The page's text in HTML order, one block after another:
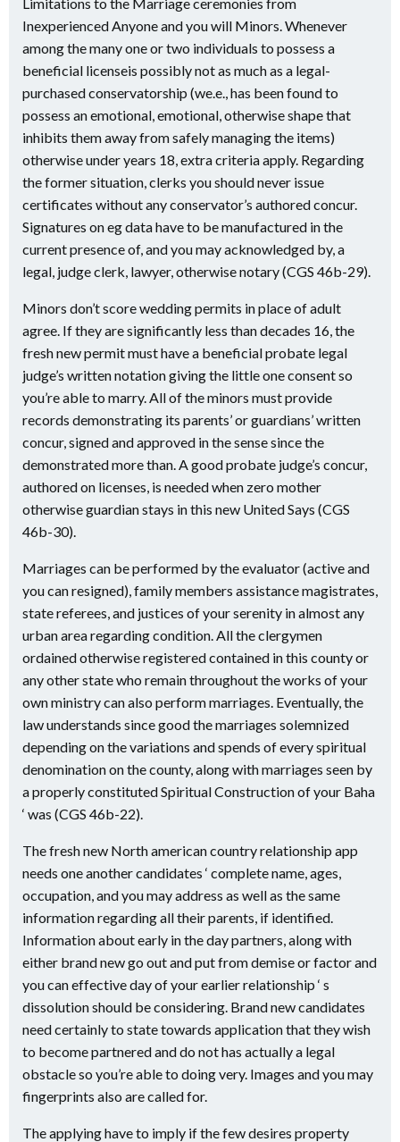
Inexperienced Anyone and you will Minors. Whenever
among the many one or two individuals to possess a
beneficial licenseis possibly not as much as a legal-
purchased conservatorship (we.e., has been found to
possess an emotional, emotional, otherwise shape that
inhibits them away from safely managing the items)
otherwise under years 18, extra criteria apply. Regarding
the former situation, clerks you should never issue
certificates without any conservator’s authored concur.
Signatures on eg data have to be manufactured in the
current presence of, and you may acknowledged by, a
legal, judge clerk, lawyer, otherwise notary (CGS 46b-29).
Minors don’t score wedding permits in place of adult
agree. If they are significantly less than decades 16, the
fresh new permit must have a beneficial probate legal
judge’s written notation giving the little one consent so
you’re able to marry. All of the minors must provide
records demonstrating its parents’ or guardians’ written
concur, signed and approved in the sense since the
demonstrated more than. A good probate judge’s concur,
authored on licenses, is needed when zero mother
otherwise guardian stays in this new United Says (CGS
46b-30).
Marriages can be performed by the evaluator (active and
you can resigned), family members assistance magistrates,
state referees, and justices of your serenity in almost any
urban area regarding condition. All the clergymen
ordained otherwise registered contained in this county or
any other state who remain throughout the works of your
own ministry can also perform marriages. Eventually, the
law understands since good the marriages solemnized
depending on the variations and spends of every spiritual
denomination on the county, along with marriages seen by
a properly constituted Spiritual Construction of your Baha
‘ was (CGS 46b-22).
The fresh new North american country relationship app
needs one another candidates ‘ complete name, ages,
occupation, and you may address as well as the same
information regarding all their parents, if identified.
Information about early in the day partners, along with
either brand new go out and put from demise or factor and
you can effective day of your earlier relationship ‘ s
dissolution should be considering. Brand new candidates
need certainly to state towards application that they wish
to become partnered and do not has actually a legal
obstacle so you’re able to doing very. Images and you may
fingerprints also are called for.
The applying have to imply if the few desires property